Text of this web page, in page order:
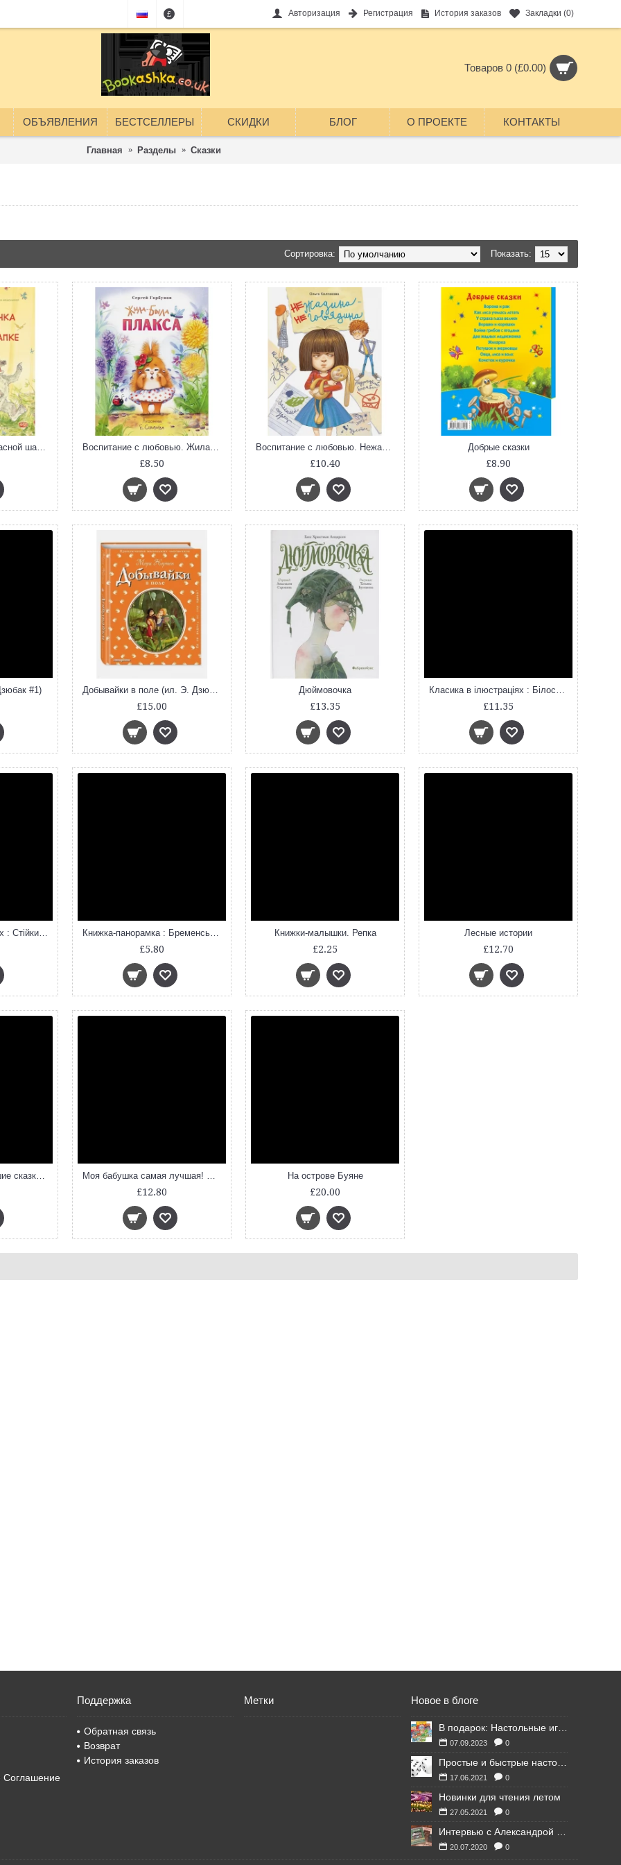
£ Авторизация Регистрация История заказов Закладки (0)
Товаров 0 (£0.00)
ОБЪЯВЛЕНИЯ БЕСТСЕЛЛЕРЫ СКИДКИ БЛОГ О ПРОЕКТЕ КОНТАКТЫ
Главная Разделы Сказки
Показать:
Сортировка:
Волк и девчонка в красной шапке Воспитание с любовью. Жила-была Плакса
£8.50
Воспитание с любовью. Нежадина-неговядина
£10.40
Добрые сказки
£8.90
#1) Добывайки в поле (ил. Э. Дзюбак #2)
£15.00
Дюймовочка
£13.35
Класика в ілюстраціях : Білосніжка (у)
£11.35
Класика в ілюстраціях : Стійкий олов`яний солдатик.Кресало (у) Книжка-панорамка : Бременські музики (у)
£5.80
Книжки-малышки. Репка
£2.25
Лесные истории
£12.70
Мамины сказки: лучшие сказки и игры со всего света Моя бабушка самая лучшая! Сказочные истории
£12.80
На острове Буяне
£20.00
Соглашение
Поддержка
Обратная связь
Возврат
История заказов
Метки Новое в блоге
07.09.2023 0
17.06.2021 0
Новинки для чтения летом
27.05.2021 0
20.07.2020 0